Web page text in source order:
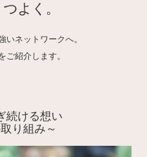
よく。
いネットワークへ。
ご紹介します。
続ける想い
り組み～